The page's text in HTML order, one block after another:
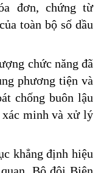
đơn, chứng từ
toàn bộ số dầu
chức năng đã
phương tiện và
chống buôn lậu
xác minh và xử lý
khẳng định hiệu